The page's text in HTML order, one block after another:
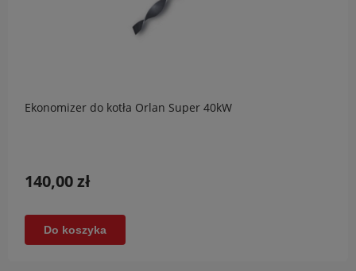
Ekonomizer do kotła Orlan Super 40kW
140,00 zł
Do koszyka